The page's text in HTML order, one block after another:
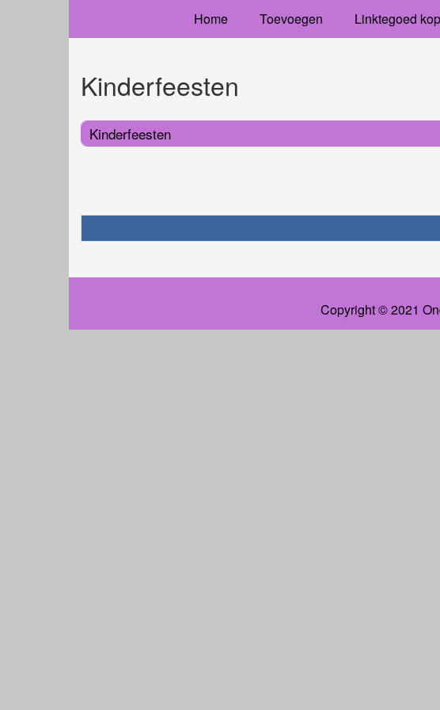
Home Toevoegen Linktegoed
Kinderfeesten
Kinderfeesten
Copyright © 2021